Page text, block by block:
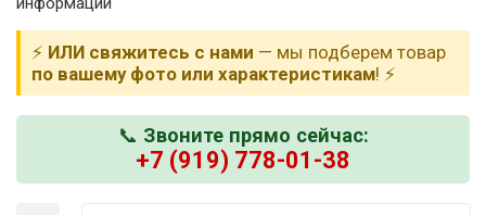
⚡ ИЛИ свяжитесь с нами — мы подберем товар
по вашему фото или характеристикам! ⚡
📞 Звоните прямо сейчас:
+7 (919) 778-01-38